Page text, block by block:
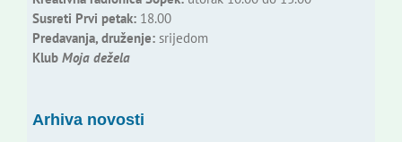
Susreti Prvi petak:18.00
Predavanja, druženje:srijedom
Klub Moja dežela
Arhiva novosti